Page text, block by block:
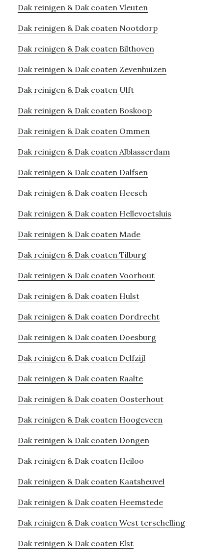
Dak reinigen & Dak coaten Vleuten
Dak reinigen & Dak coaten Nootdorp
Dak reinigen & Dak coaten Bilthoven
Dak reinigen & Dak coaten Zevenhuizen
Dak reinigen & Dak coaten Ulft
Dak reinigen & Dak coaten Boskoop
Dak reinigen & Dak coaten Ommen
Dak reinigen & Dak coaten Alblasserdam
Dak reinigen & Dak coaten Dalfsen
Dak reinigen & Dak coaten Heesch
Dak reinigen & Dak coaten Hellevoetsluis
Dak reinigen & Dak coaten Made
Dak reinigen & Dak coaten Tilburg
Dak reinigen & Dak coaten Voorhout
Dak reinigen & Dak coaten Hulst
Dak reinigen & Dak coaten Dordrecht
Dak reinigen & Dak coaten Doesburg
Dak reinigen & Dak coaten Delfzijl
Dak reinigen & Dak coaten Raalte
Dak reinigen & Dak coaten Oosterhout
Dak reinigen & Dak coaten Hoogeveen
Dak reinigen & Dak coaten Dongen
Dak reinigen & Dak coaten Heiloo
Dak reinigen & Dak coaten Kaatsheuvel
Dak reinigen & Dak coaten Heemstede
Dak reinigen & Dak coaten West terschelling
Dak reinigen & Dak coaten Elst